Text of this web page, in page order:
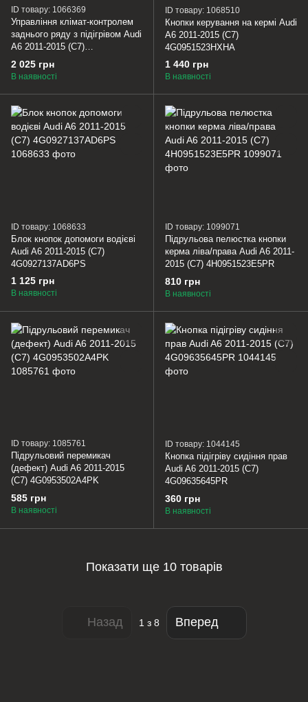
ID товару: 1066369
Управління клімат-контролем
заднього ряду з підігрівом Audi
A6 2011-2015 (C7)
4G0919158K5PR
2 025 грн
В наявності
ID товару: 1068510
Кнопки керування на кермі Audi
A6 2011-2015 (C7)
4G0951523HXHA
1 440 грн
В наявності
ID товару: 1068633
Блок кнопок допомоги водієві
Audi A6 2011-2015 (C7)
4G0927137AD6PS
1 125 грн
В наявності
ID товару: 1099071
Підрульова пелюстка кнопки
керма ліва/права Audi A6 2011-
2015 (C7) 4H0951523E5PR
810 грн
В наявності
ID товару: 1085761
Підрульовий перемикач
(дефект) Audi A6 2011-2015
(C7) 4G0953502A4PK
585 грн
В наявності
ID товару: 1044145
Кнопка підігріву сидіння прав
Audi A6 2011-2015 (C7)
4G09635645PR
360 грн
В наявності
Показати ще 10 товарів
Назад 1 з 8 Вперед